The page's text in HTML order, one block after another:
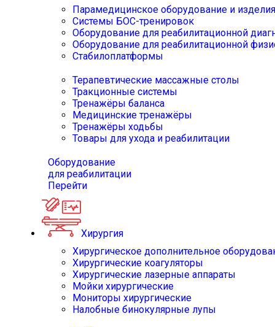
Парамедицинское оборудование и изделия
Системы БОС-тренировок
Оборудование для реабилитационной
Оборудование для реабилитационной
Стабилоплатформы
Терапевтические массажные столы
Тракционные системы
Тренажёры баланса
Медицинские тренажёры
Тренажёры ходьбы
Товары для ухода и реабилитации
Оборудование
для реабилитации
Перейти
Хирургия
Хирургическое дополнительное
Хирургические коагуляторы
Хирургические лазерные аппараты
Мойки хирургические
Мониторы хирургические
Налобные бинокулярные лупы